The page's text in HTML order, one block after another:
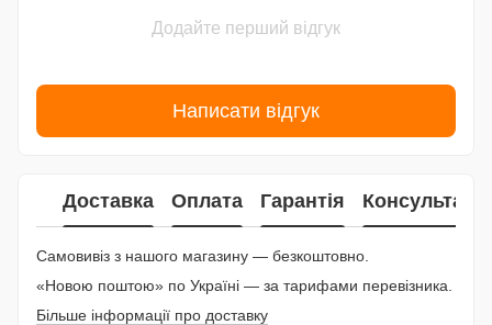
Додайте перший відгук
Написати відгук
Доставка Оплата Гарантія Консультація
Самовивіз з нашого магазину — безкоштовно.
«Новою поштою» по Україні — за тарифами перевізника.
Більше інформації про доставку